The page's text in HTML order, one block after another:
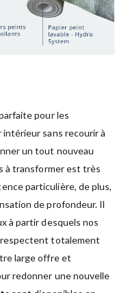
pour les
sans recourir à
un tout nouveau
à transformer est très
particulière, de plus,
de profondeur. Il
à partir desquels nos
totalement
large offre et
redonner une nouvelle